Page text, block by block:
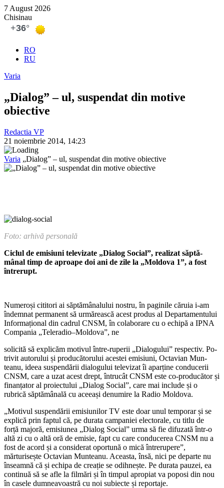
7 August 2026
Chisinau
RO
RU
Varia
„Dialog” – ul, suspendat din motive
obiective
Redactia VP
21 noiembrie 2014, 14:23
Varia „Dialog” – ul, suspendat din motive obiective
Foto: arhivă personală
Ciclul de emisiuni televizate „Dialog Social”, realizat săptă­
mânal timp de aproape doi ani de zile la „Moldova 1”, a fost
întrerupt.
Numeroși cititori ai săptămâna­lului nostru, în paginile căruia i-am
îndemnat permanent să urmăreas­că acest produs al Departamentului
Informațional din cadrul CNSM, în colaborare cu o echipă a IPNA
Compania „Teleradio–Moldova”, ne
solicită să explicăm motivul între-ruperii „Dialogului” respectiv. Po­
trivit autorului și producătorului acestei emisiuni, Octavian Mun­
teanu, ideea suspendării dialogului televizat îi aparține conducerii
CNSM, care a uzat acest drept, întrucât CNSM este co-producător și
finanțator al proiectului „Dialog Social”, care mai include și o
rubrică săptămânală cu aceeași denumire la Radio Moldova.
„Motivul suspendării emisiuni­lor TV este doar unul temporar și se
explică prin faptul că, pe durata campaniei electorale, cu titlu de
forță majoră, emisiunea „Dialog Social” urma să fie difuzată într-o
altă zi cu o altă oră de emisie, fapt cu care con­ducerea CNSM nu a
fost de acord și a considerat oportună o mică întreru­pere”,
mărturisește Octavian Mun­teanu. Aceasta, însă, nici pe departe nu
înseamnă că și echipa de creație se odihnește. Pe durata pauzei, ea
continuă să se afle la filmări și în timpul apropiat va poposi din nou
în casele dumneavoastră cu noi subiec­te și reportaje.